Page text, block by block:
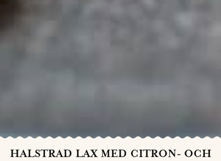
HALSTRAD LAX MED CITRON- OCH